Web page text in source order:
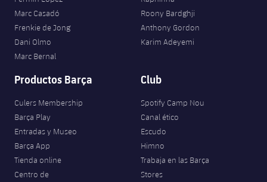
Marc Casadó
Frenkie de Jong
Dani Olmo
Marc Bernal
Roony Bardghji
Anthony Gordon
Karim Adeyemi
Productos Barça
Culers Membership
Barça Play
Entradas y Museo
Barça App
Tienda online
Centro de
Club
Spotify Camp Nou
Canal ético
Escudo
Himno
Trabaja en las Barça
Stores